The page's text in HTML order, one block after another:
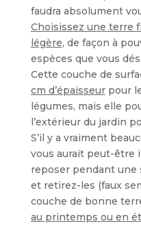
faudra absolument
Choisissez une terre
légère, de façon à
espèces que vous
Cette couche de
cm d’épaisseurpour
légumes, mais elle
l’extérieur du jardin
S’il y a vraiment
vous aurait peut-être
reposer pendant une
et retirez-les (faux
couche de bonne
au printemps ou en